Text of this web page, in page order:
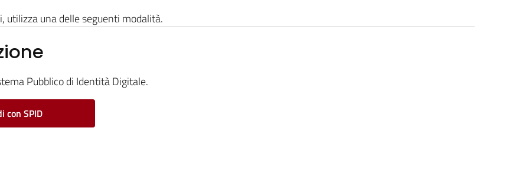
utilizza una delle seguenti modalità.
Pubblico di Identità Digitale.
con SPID